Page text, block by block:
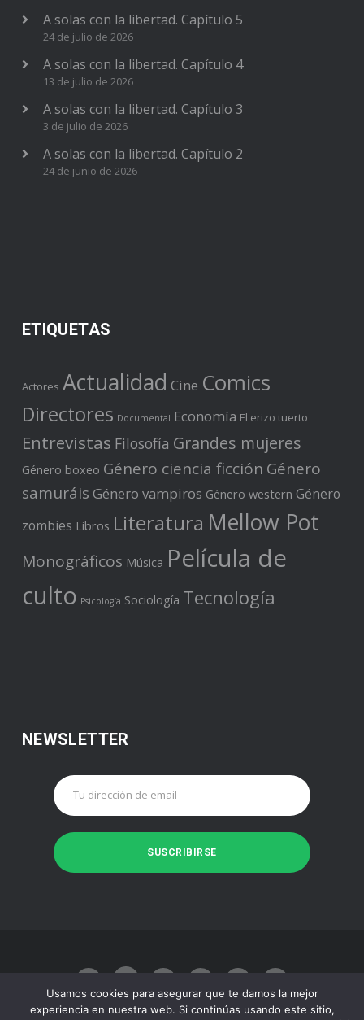
A solas con la libertad. Capítulo 5
24 de julio de 2026
A solas con la libertad. Capítulo 4
13 de julio de 2026
A solas con la libertad. Capítulo 3
3 de julio de 2026
A solas con la libertad. Capítulo 2
24 de junio de 2026
ETIQUETAS
Actores Actualidad Cine Comics
Directores Documental Economía El erizo tuerto
Entrevistas Filosofía Grandes mujeres
Género boxeo Género ciencia ficción Género
samuráis Género vampiros Género western Género
zombies Libros Literatura Mellow Pot
Monográficos Música Película de
culto Psicología Sociología Tecnología
NEWSLETTER
Usamos cookies para asegurar que te damos la mejor
experiencia en nuestra web. Si continúas usando este sitio,